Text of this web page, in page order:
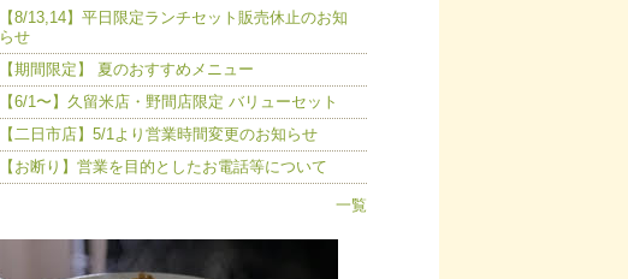
【8/13,14】平日限定ランチセット販売休止のお知
らせ
【期間限定】 夏のおすすめメニュー
【6/1〜】久留米店・野間店限定 バリューセット
【二日市店】5/1より営業時間変更のお知らせ
【お断り】営業を目的としたお電話等について
一覧